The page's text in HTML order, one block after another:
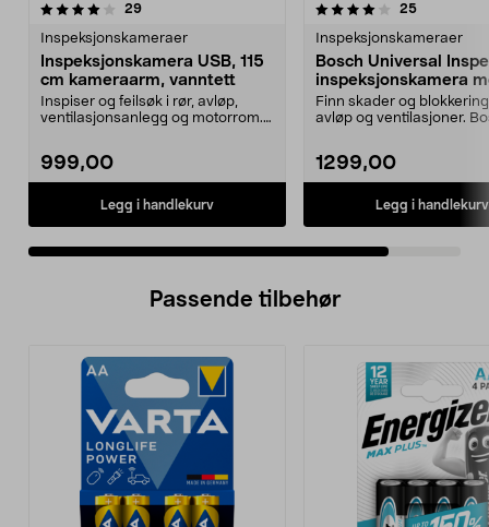
29anmeldelser
Inspeksjonskameraer
Inspeksjonskamera USB, 115
cm kameraarm, vanntett
Inspiser og feilsøk i rør, avløp,
ventilasjonsanlegg og motorrom.
999,00
Legg i handlekurv
4.0 av 5 stjerner 25
Inspeksjonskameraer
Bosch Universal
inspeksjonskamera
tilbehør
Finn skader og
avløp og ventilasjoner.
1299,00
Legg i handlekurv
Passende tilbehør